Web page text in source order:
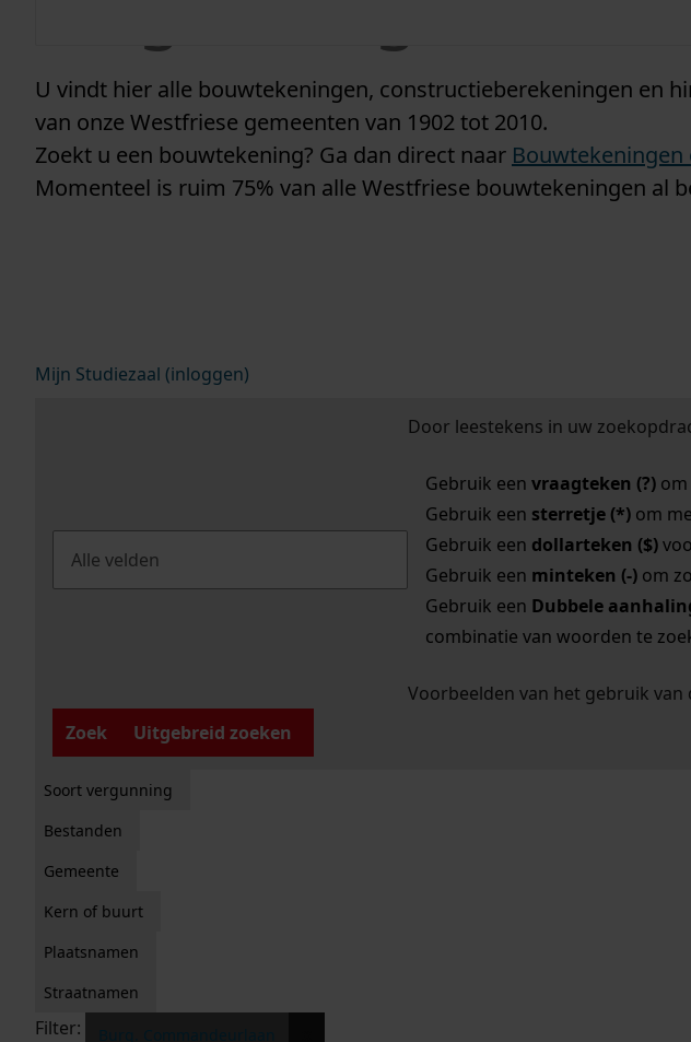
U vindt hier alle bouwtekeningen, constructieberekeningen en
van onze Westfriese gemeenten van 1902 tot 2010.
Zoekt u een bouwtekening? Ga dan direct naar Bouwtekeningen
Momenteel is ruim 75% van alle Westfriese bouwtekeningen al
Mijn Studiezaal (inloggen)
Door leestekens in uw
Gebruik een vraagteken (?)om
Gebruik een sterretje (*)om
Gebruik een dollarteken ($)
Gebruik een minteken (-)om
Gebruik een Dubbele
combinatie van woorden te
Voorbeelden van het gebruik
Zoek
Uitgebreid zoeken
Soort vergunning
Bestanden
Gemeente
Kern of buurt
Plaatsnamen
Straatnamen
Filter: